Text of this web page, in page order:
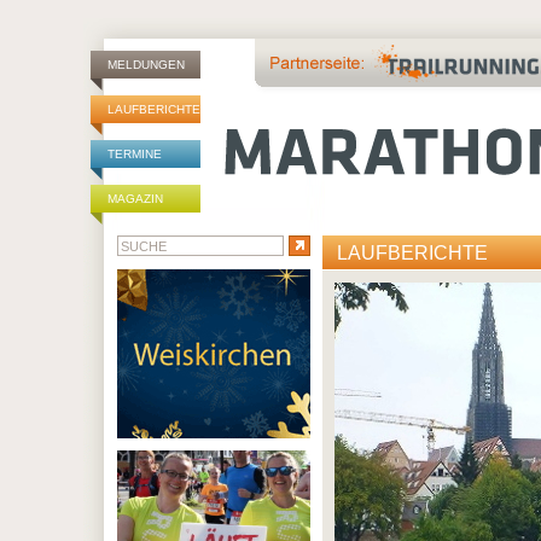
MELDUNGEN
LAUFBERICHTE
TERMINE
MAGAZIN
LAUFBERICHTE